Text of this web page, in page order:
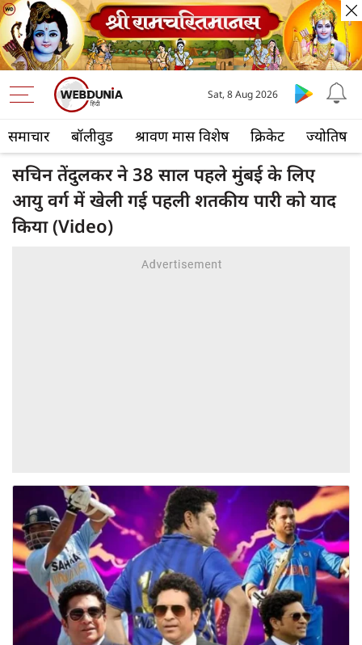
समाचार बॉलीवुड श्रावण मास विशेष क्रिकेट ज्योतिष
Sat, 8 Aug 2026
सचिन तेंदुलकर ने 38 साल पहले मुंबई के लिए
आयु वर्ग में खेली गई पहली शतकीय पारी को याद
किया (Video)